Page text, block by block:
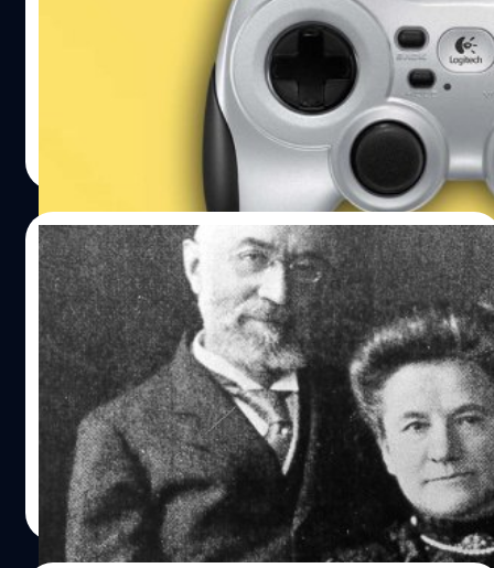
หลังจากเกิดเหตุเรือดำน้ำท่องเที่ยว 'ไททัน' ที่ใช้สำรวจซาก
เรือไททานิก จมลง และ มีรายงานเผยว่าตัวเรือดำน้ำควบคุม
โดยจอยเกมจาก Logitech G Wireless Gamepad F710 มีชาว
เน็ตจำนวนมากที่รู้สึกทึ่งต่อเหตุการณ์ดังกล่าว และ มีบางส่วน
ที่ได้เข้าไปเกรียนช่องรีวิวของหน้าร้านค้าจอยบนเว็บไซต์
Amazon รวมถึงหมวดคำถามจากลูกค้า ที่ตอนนี้มีคำถาม
อย่าง 'สามารถใช้บังคับเรือดำน้ำได้ไหม?' ขึ้นหน้าร้าน
| 1142 days ago
22/06/2023
ภรรยาของผู้ขับเรือดำน้ำ Titan สืบเชื้อสายมา
จากเศรษฐีคู่สามีภรรยาในนิวยอร์กที่จมน้ำบน
เรือไททานิคเมื่อปี 1912
เวนดี้ รัช (Wendy Rush) ภรรยาของ สต็อคตัน รัช (Stockton
Rush) ซึ่งเป็นหนึ่งใน 5 คนที่ติดอยู่ในเรือดำน้ำไททัน (Titan)
ที่หายไปในวันอาทิตย์หลังจากเดินทางไปเยี่ยมชมซากเรือ ไท
ทานิค (Titanic)
ทีมคอนเทนต์ BT | 1143 days ago
Read More